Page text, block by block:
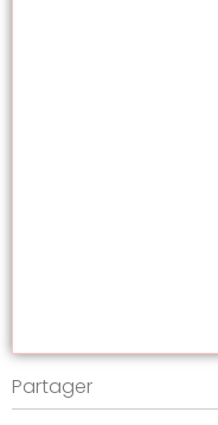
Partager